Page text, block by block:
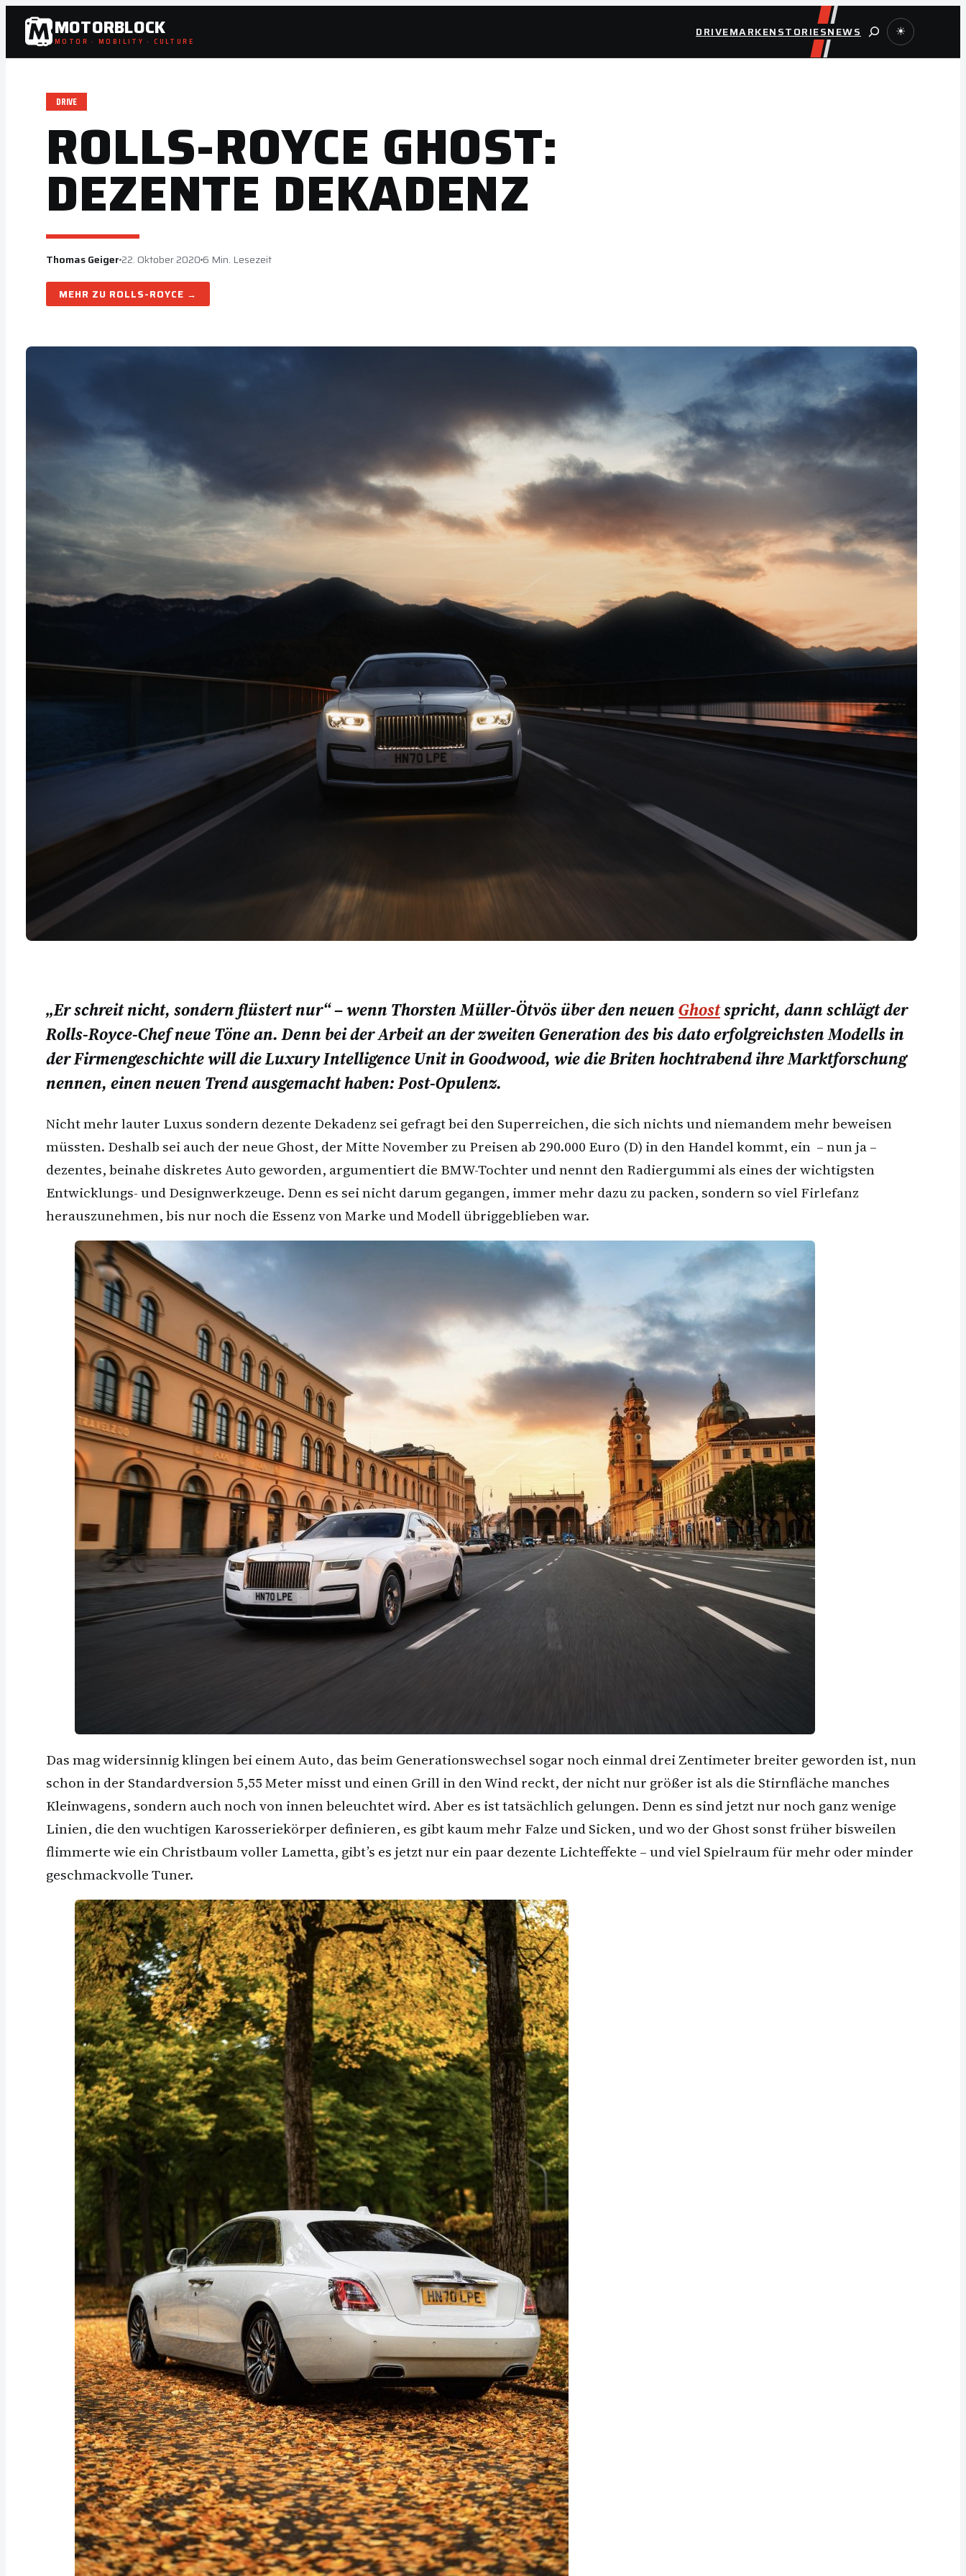
Zum
Inhalt
springen
MOTORBLOCK
MOTOR · MOBILITY · CULTURE
DRIVEMARKENSTORIESNEWSSuche ☀
DRIVE
ROLLS-ROYCE GHOST:
DEZENTE DEKADENZ
Thomas Geiger22. Oktober 20206 Min. Lesezeit
ROLLS-ROYCE
„Er schreit nicht, sondern flüstert nur“ – wenn Thorsten Müller-Ötvös über den neuenGhostspricht, dann schlägt der
Rolls-Royce-Chef neue Töne an. Denn bei der Arbeit an der zweiten Generation des bis dato erfolgreichsten Modells in
der Firmengeschichte will die Luxury Intelligence Unit in Goodwood, wie die Briten hochtrabend ihre Marktforschung
nennen, einen neuen Trend ausgemacht haben: Post-Opulenz.
Nicht mehr lauter Luxus sondern dezente Dekadenz sei gefragt bei den Superreichen, die sich nichts und niemandem mehr beweisen
müssten. Deshalb sei auch der neue Ghost, der Mitte November zu Preisen ab 290.000 Euro (D) in den Handel kommt, ein – nun ja –
dezentes, beinahe diskretes Auto geworden, argumentiert die BMW-Tochter und nennt den Radiergummi als eines der wichtigsten
Entwicklungs- und Designwerkzeuge. Denn es sei nicht darum gegangen, immer mehr dazu zu packen, sondern so viel Firlefanz
herauszunehmen, bis nur noch die Essenz von Marke und Modell übriggeblieben war.
Das mag widersinnig klingen bei einem Auto, das beim Generationswechsel sogar noch einmal drei Zentimeter breiter geworden ist, nun
schon in der Standardversion 5,55 Meter misst und einen Grill in den Wind reckt, der nicht nur größer ist als die Stirnfläche manches
Kleinwagens, sondern auch noch von innen beleuchtet wird. Aber es ist tatsächlich gelungen. Denn es sind jetzt nur noch ganz wenige
Linien, die den wuchtigen Karosseriekörper definieren, es gibt kaum mehr Falze und Sicken, und wo der Ghost sonst früher bisweilen
flimmerte wie ein Christbaum voller Lametta, gibt’s es jetzt nur ein paar dezente Lichteffekte – und viel Spielraum für mehr oder minder
geschmackvolle Tuner.